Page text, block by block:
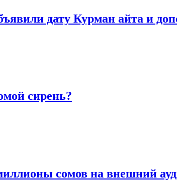
дату Курман айта и
сирень?
сомов на внешний